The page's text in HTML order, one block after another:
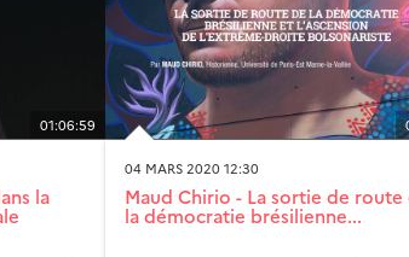
01:06:59
la
04 MARS 2020 12:30
Maud Chirio - La sortie de route
la démocratie brésilienne...